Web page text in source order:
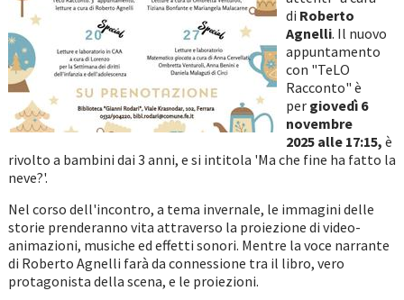
di Roberto
Agnelli. Il nuovo
appuntamento
con "TeLO
Racconto" è
per giovedì 6
novembre
2025 alle 17:15, è
rivolto a bambini dai 3 anni, e si intitola 'Ma che fine ha fatto la
neve?'.
Nel corso dell'incontro, a tema invernale, le immagini delle
storie prenderanno vita attraverso la proiezione di video-
animazioni, musiche ed effetti sonori. Mentre la voce narrante
di Roberto Agnelli farà da connessione tra il libro, vero
protagonista della scena, e le proiezioni.